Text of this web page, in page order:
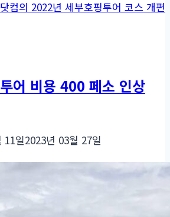
어 비용 400 페소 인상
11일2023년 03월 27일